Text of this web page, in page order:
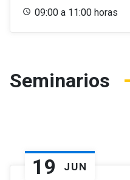
09:00 a 11:00 horas
Seminarios
19 JUN